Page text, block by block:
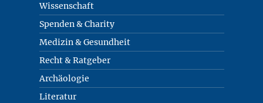
Wissenschaft
Spenden & Charity
Medizin & Gesundheit
Recht & Ratgeber
Archäologie
Literatur